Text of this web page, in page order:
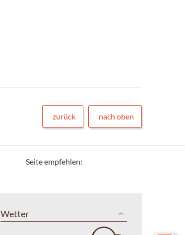
zurück nach oben
Seite empfehlen:
Wetter